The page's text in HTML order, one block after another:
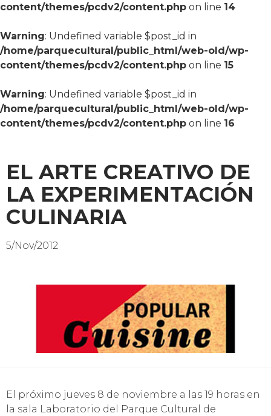
content/themes/pcdv2/content.php on line 14
Warning: Undefined variable $post_id in
/home/parquecultural/public_html/web-old/wp-
content/themes/pcdv2/content.php on line 15
Warning: Undefined variable $post_id in
/home/parquecultural/public_html/web-old/wp-
content/themes/pcdv2/content.php on line 16
EL ARTE CREATIVO DE
LA EXPERIMENTACIÓN
CULINARIA
5/Nov/2012
El próximo jueves 8 de noviembre a las 19 horas en
la sala Laboratorio del Parque Cultural de